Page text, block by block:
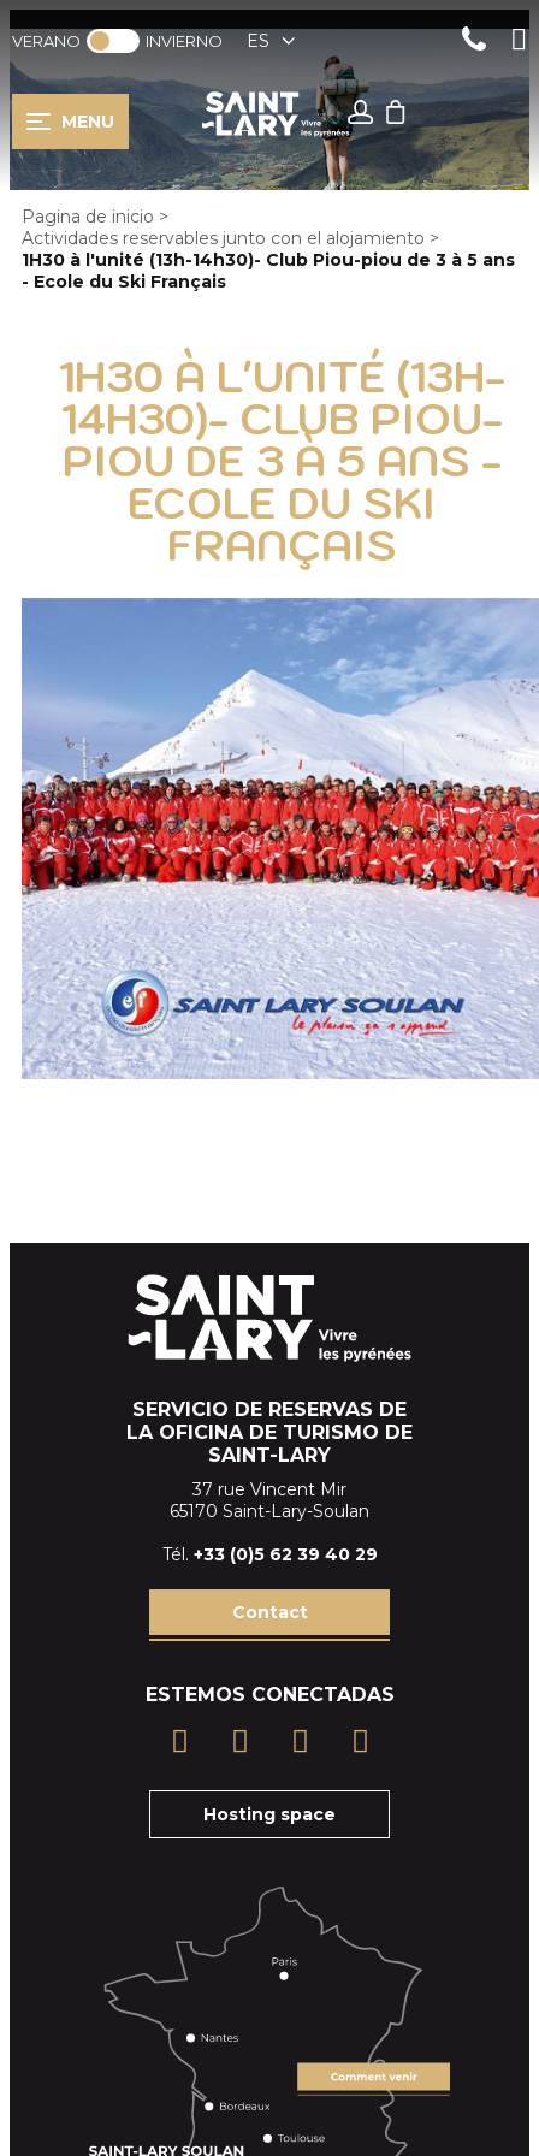
VERANO INVIERNO ES
MENU
Pagina de inicio >
Actividades reservables junto con el alojamiento >
1H30 à l'unité (13h-14h30)- Club Piou-piou de 3 à 5 ans
- Ecole du Ski Français
1H30 À L'UNITÉ (13H-
14H30)- CLUB PIOU-
PIOU DE 3 À 5 ANS -
ECOLE DU SKI
FRANÇAIS
SERVICIO DE RESERVAS DE
LA OFICINA DE TURISMO DE
SAINT-LARY
37 rue Vincent Mir
65170 Saint-Lary-Soulan
Tél. +33 (0)5 62 39 40 29
Contact
ESTEMOS CONECTADAS
Hosting space